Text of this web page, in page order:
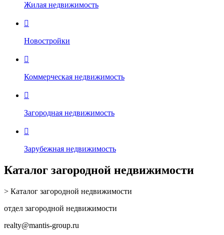
Жилая недвижимость

Новостройки

Коммерческая недвижимость

Загородная недвижимость

Зарубежная недвижимость
Каталог загородной недвижимости
> Каталог загородной недвижимости
отдел загородной недвижимости
realty@mantis-group.ru